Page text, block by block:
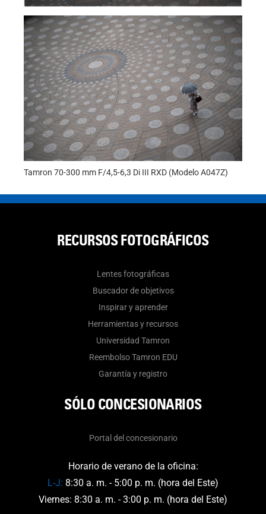
Tamron 70-300 mm F/4,5-6,3 Di III RXD (Modelo A047Z)
RECURSOS FOTOGRÁFICOS
Lentes fotográficas
Buscador de objetivos
Inspirar y aprender
Herramientas y recursos
Universidad Tamron
Reembolso Tamron EDU
Garantía y registro
SÓLO CONCESIONARIOS
Portal del concesionario
Horario de verano de la oficina:
L-J: 8:30 a. m. - 5:00 p. m. (hora del Este)
Viernes: 8:30 a. m. - 3:00 p. m. (hora del Este)